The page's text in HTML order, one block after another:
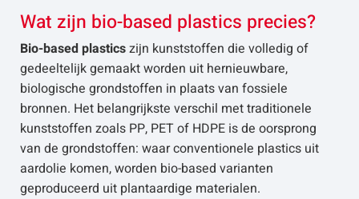
Wat zijn bio-based plastics precies?
Bio-based plasticszijn kunststoffen die volledig of
gedeeltelijk gemaakt worden uit hernieuwbare,
biologische grondstoffen in plaats van fossiele
bronnen. Het belangrijkste verschil met traditionele
kunststoffen zoals PP, PET of HDPE is de oorsprong
van de grondstoffen: waar conventionele plastics uit
aardolie komen, worden bio-based varianten
geproduceerd uit plantaardige materialen.